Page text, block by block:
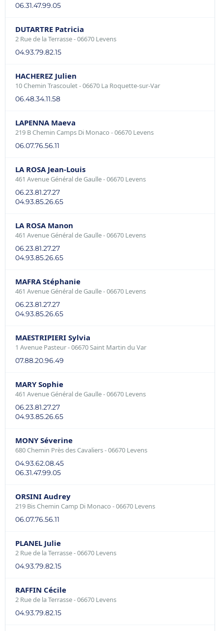
06.31.47.99.05
DUTARTRE Patricia
2 Rue de la Terrasse - 06670 Levens
04.93.79.82.15
HACHEREZ Julien
10 Chemin Trascoulet - 06670 La Roquette-sur-Var
06.48.34.11.58
LAPENNA Maeva
219 B Chemin Camps Di Monaco - 06670 Levens
06.07.76.56.11
LA ROSA Jean-Louis
461 Avenue Général de Gaulle - 06670 Levens
06.23.81.27.27
04.93.85.26.65
LA ROSA Manon
461 Avenue Général de Gaulle - 06670 Levens
06.23.81.27.27
04.93.85.26.65
MAFRA Stéphanie
461 Avenue Général de Gaulle - 06670 Levens
06.23.81.27.27
04.93.85.26.65
MAESTRIPIERI Sylvia
1 Avenue Pasteur - 06670 Saint Martin du Var
07.88.20.96.49
MARY Sophie
461 Avenue Général de Gaulle - 06670 Levens
06.23.81.27.27
04.93.85.26.65
MONY Séverine
680 Chemin Près des Cavaliers - 06670 Levens
04.93.62.08.45
06.31.47.99.05
ORSINI Audrey
219 Bis Chemin Camp Di Monaco - 06670 Levens
06.07.76.56.11
PLANEL Julie
2 Rue de la Terrasse - 06670 Levens
04.93.79.82.15
RAFFIN Cécile
2 Rue de la Terrasse - 06670 Levens
04.93.79.82.15